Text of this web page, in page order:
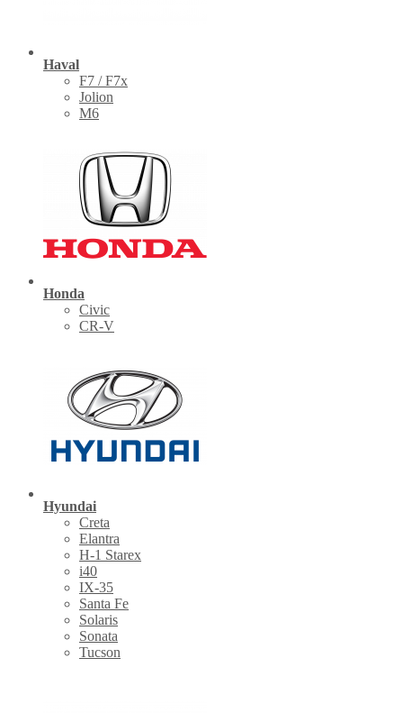
Haval
F7 / F7x
Jolion
M6
Honda
Civic
CR-V
Hyundai
Creta
Elantra
H-1 Starex
i40
IX-35
Santa Fe
Solaris
Sonata
Tucson